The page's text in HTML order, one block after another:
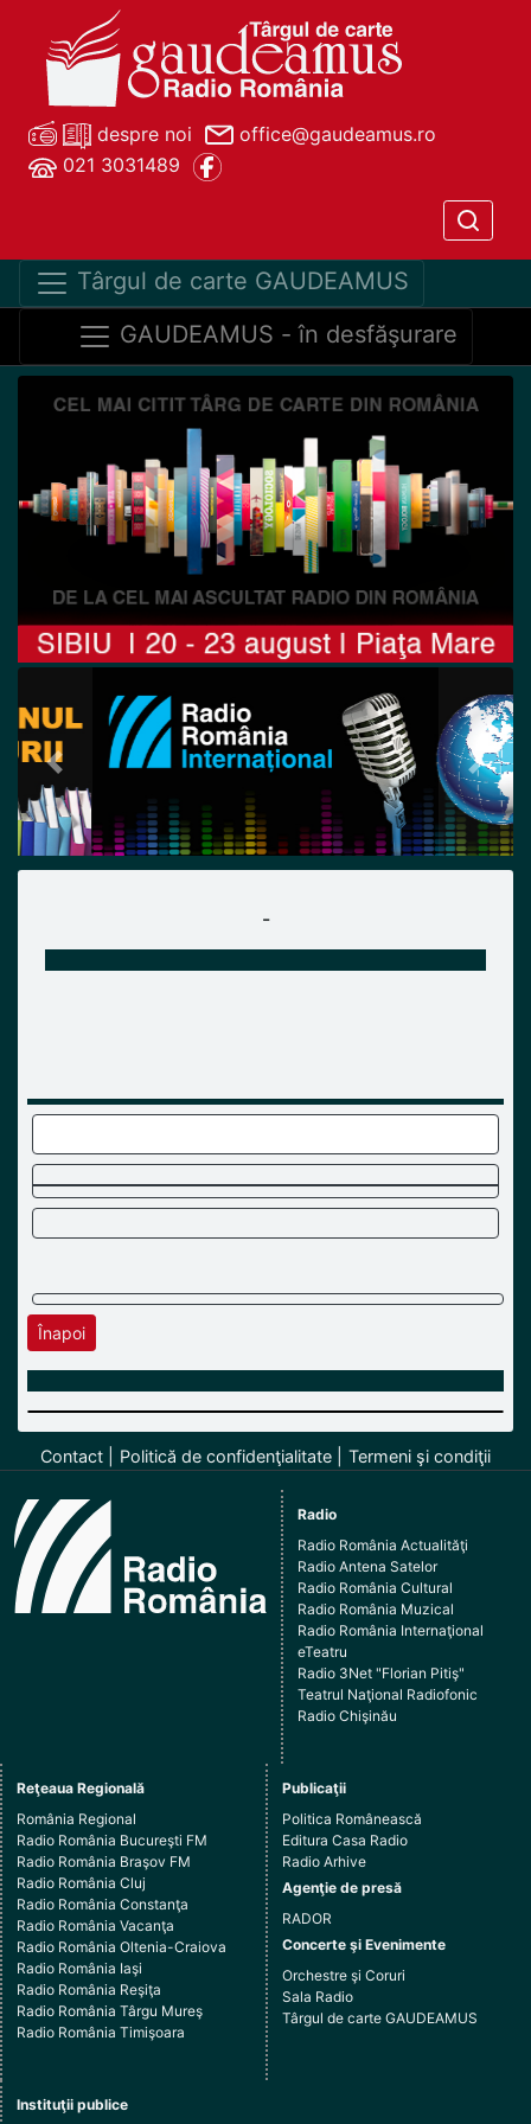
despre noi
office@gaudeamus.ro
021 3031489
Târgul de carte GAUDEAMUS
GAUDEAMUS - în desfăşurare
Previous Next
-
Înapoi
Contact Politică de confidenţialitate Termeni şi condiţii
Radio
Radio România Actualităţi
Radio Antena Satelor
Radio România Cultural
Radio România Muzical
Radio România Internaţional
eTeatru
Radio 3Net "Florian Pitiş"
Teatrul Naţional Radiofonic
Radio Chişinău
Reţeaua Regională
România Regional
Radio România Bucureşti FM
Radio România Braşov FM
Radio România Cluj
Radio România Constanţa
Radio România Vacanţa
Radio România Oltenia-Craiova
Radio România Iaşi
Radio România Reşiţa
Radio România Târgu Mureş
Radio România Timişoara
Publicaţii
Politica Românească
Editura Casa Radio
Radio Arhive
Agenţie de presă
RADOR
Concerte şi Evenimente
Orchestre şi Coruri
Sala Radio
Târgul de carte GAUDEAMUS
Instituţii publice